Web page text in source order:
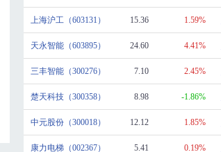
上海沪工（603131） 15.36 1.59%
天永智能（603895） 24.60 4.41%
三丰智能（300276） 7.10 2.45%
楚天科技（300358） 8.98 -1.86%
中元股份（300018） 12.12 1.85%
康力电梯（002367） 5.41 0.19%